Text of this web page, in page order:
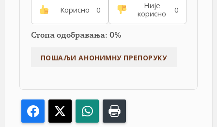
Корисно 0
Није
корисно
0
Стопа одобравања: 0%
Facebook WhatsApp